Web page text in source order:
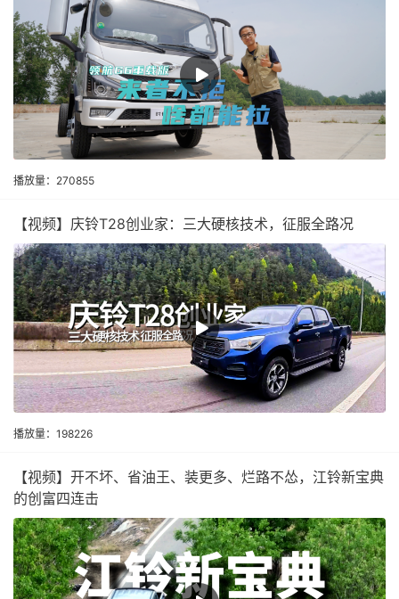
播放量：270855
【视频】庆铃T28创业家：三大硬核技术，征服全路况
播放量：198226
【视频】开不坏、省油王、装更多、烂路不怂，江铃新宝典
的创富四连击